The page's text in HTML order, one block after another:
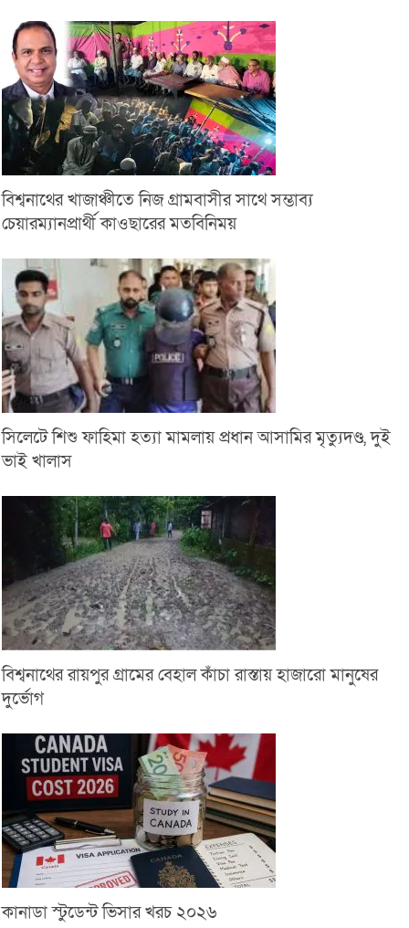
বিশ্বনাথের খাজাঞ্চীতে নিজ গ্রামবাসীর সাথে সম্ভাব্য
চেয়ারম্যানপ্রার্থী কাওছারের মতবিনিময়
সিলেটে শিশু ফাহিমা হত্যা মামলায় প্রধান আসামির মৃত্যুদণ্ড, দুই
ভাই খালাস
বিশ্বনাথের রায়পুর গ্রামের বেহাল কাঁচা রাস্তায় হাজারো মানুষের
দুর্ভোগ
কানাডা স্টুডেন্ট ভিসার খরচ ২০২৬